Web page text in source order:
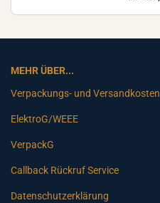
MEHR ÜBER...
Verpackungs- und Versandkosten
ElektroG/WEEE
VerpackG
Callback Rückruf Service
Datenschutzerklärung